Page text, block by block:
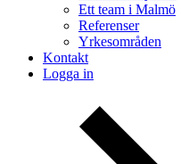
Ett team i Malmö
Referenser
Yrkesområden
Kontakt
Logga in